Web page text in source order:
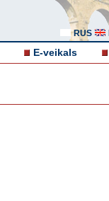
RUS
E-veikals